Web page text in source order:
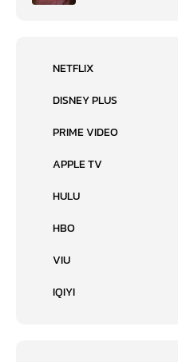
NETFLIX
DISNEY PLUS
PRIME VIDEO
APPLE TV
HULU
HBO
VIU
IQIYI